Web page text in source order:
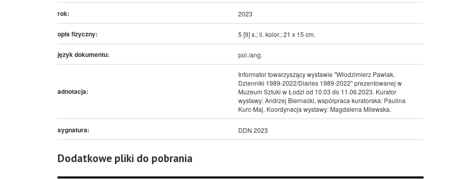
rok: 2023
opis fizyczny: 5 [9] s.; il. kolor.; 21 x 15 cm.
język dokumentu: pol./ang.
adnotacja:
Informator towarzyszący wystawie "Włodzimierz Pawlak.
Dzienniki 1989-2022/Diaries 1989-2022" prezentowanej w
Muzeum Sztuki w Łodzi od 10.03 do 11.06.2023. Kurator
wystawy: Andrzej Biernacki, współpraca kuratorska: Paulina
Kurc-Maj. Koordynacja wystawy: Magdalena Milewska.
sygnatura: DDN 2023
Dodatkowe pliki do pobrania